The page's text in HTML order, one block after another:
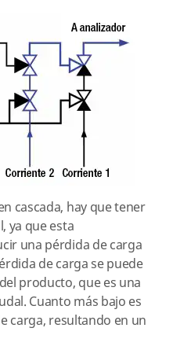
cascada, hay que tener
ya que esta
una pérdida de carga
de carga se puede
producto, que es una
Cuanto más bajo es
carga, resultando en un